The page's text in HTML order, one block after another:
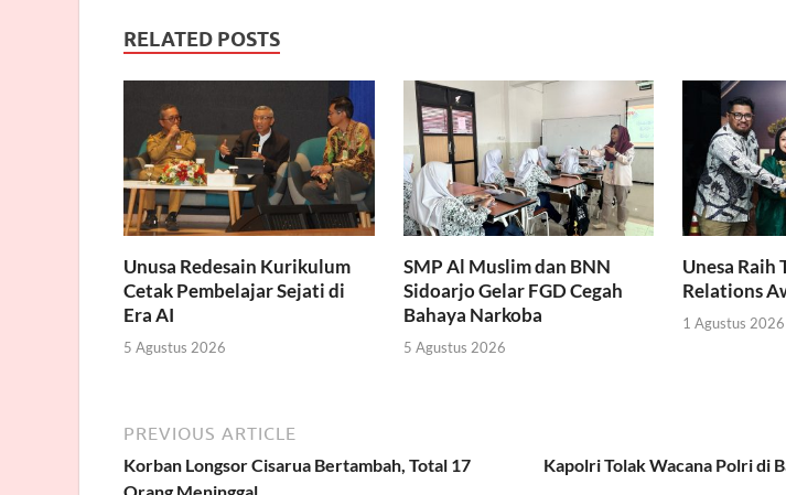
RELATED POSTS
Unusa Redesain Kurikulum
Cetak Pembelajar Sejati di
Era AI
5 Agustus 2026
SMP Al Muslim dan BNN
Sidoarjo Gelar FGD Cegah
Bahaya Narkoba
5 Agustus 2026
Unesa Raih
Relations
1 Agustus 2026
PREVIOUS ARTICLE
Korban Longsor Cisarua Bertambah, Total 17
Orang Meninggal
Kapolri Tolak Wacana Polri di